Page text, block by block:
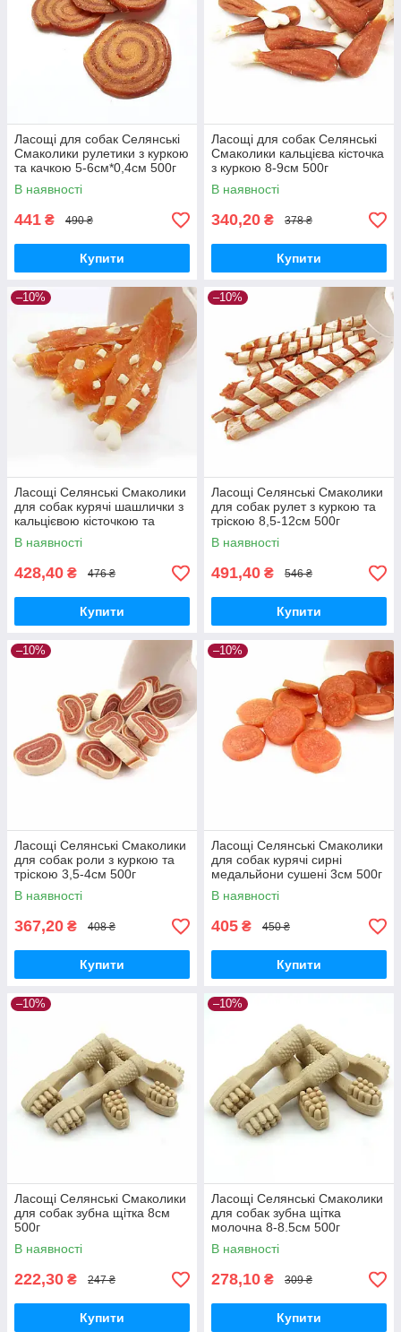
Ласощі для собак Селянські
Смаколики рулетики з куркою
та качкою 5-6см*0,4см 500г
В наявності
441 ₴ 490 ₴
Купити
Ласощі для собак Селянські
Смаколики кальцієва кісточка
з куркою 8-9см 500г
В наявності
340,20 ₴ 378 ₴
Купити
–10%
Ласощі Селянські Смаколики
для собак курячі шашлички з
кальцієвою кісточкою та
сиром 12-16см 500г
В наявності
428,40 ₴ 476 ₴
Купити
–10%
Ласощі Селянські Смаколики
для собак рулет з куркою та
тріскою 8,5-12см 500г
В наявності
491,40 ₴ 546 ₴
Купити
–10%
Ласощі Селянські Смаколики
для собак роли з куркою та
тріскою 3,5-4см 500г
В наявності
367,20 ₴ 408 ₴
Купити
–10%
Ласощі Селянські Смаколики
для собак курячі cирні
медальйони сушені 3см 500г
В наявності
405 ₴ 450 ₴
Купити
–10%
Ласощі Селянські Смаколики
для собак зубна щітка 8см
500г
В наявності
222,30 ₴ 247 ₴
Купити
–10%
Ласощі Селянські Смаколики
для собак зубна щітка
молочна 8-8.5см 500г
В наявності
278,10 ₴ 309 ₴
Купити